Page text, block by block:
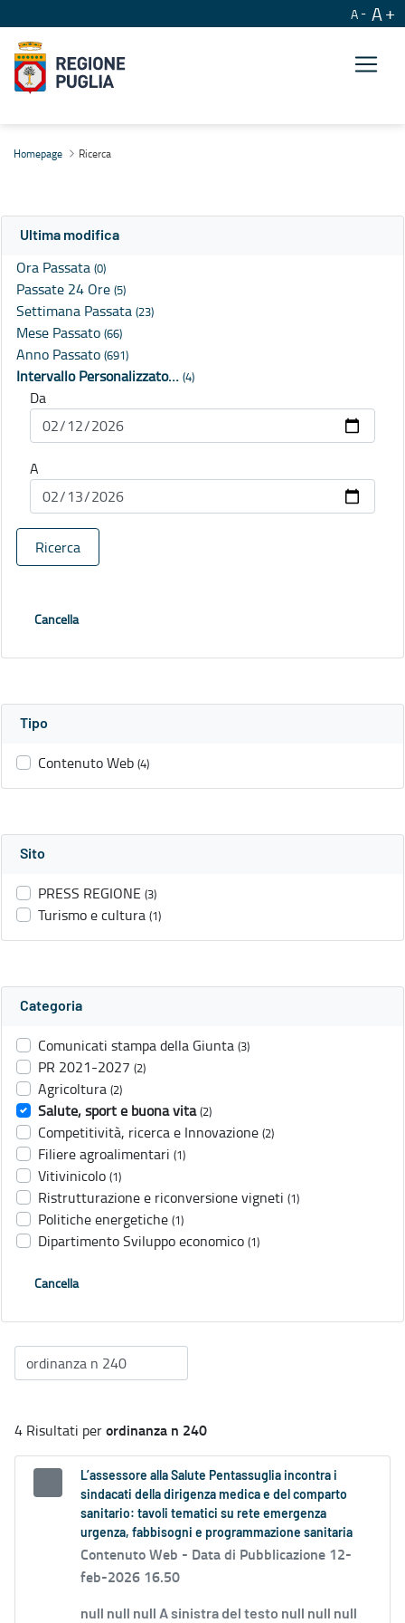
A A
Homepage Ricerca
Ultima modifica
Ora Passata (0)
Passate 24 Ore (5)
Settimana Passata (23)
Mese Passato (66)
Anno Passato (691)
Intervallo Personalizzato… (4)
Da
A
Ricerca
Cancella
Tipo
Contenuto Web (4)
Sito
PRESS REGIONE (3)
Turismo e cultura (1)
Categoria
Comunicati stampa della Giunta (3)
PR 2021-2027 (2)
Agricoltura (2)
Salute, sport e buona vita (2)
Competitività, ricerca e Innovazione (2)
Filiere agroalimentari (1)
Vitivinicolo (1)
Ristrutturazione e riconversione vigneti (1)
Politiche energetiche (1)
Dipartimento Sviluppo economico (1)
Cancella
4 Risultati perordinanza n 240
L’assessore alla Salute Pentassuglia incontra i
sindacati della dirigenza medica e del comparto
sanitario: tavoli tematici su rete emergenza
urgenza, fabbisogni e programmazione sanitaria
Contenuto Web - Data di Pubblicazione 12-
feb-2026 16.50
null null null A sinistra del testo null null null